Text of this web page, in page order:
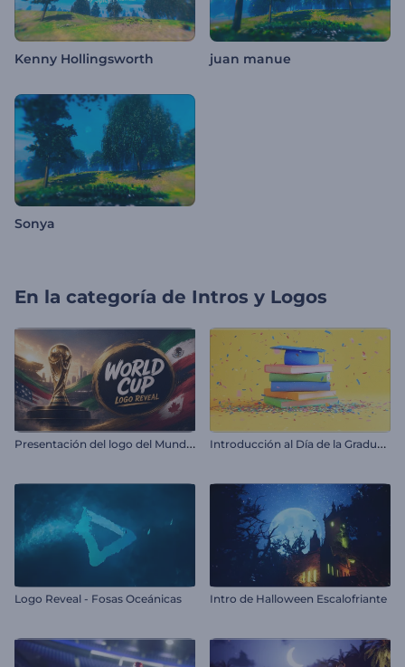
Kenny Hollingsworth juan manue
Sonya
En la categoría de Intros y Logos
P
resentación del logo del Mundial I
ntroducción al Día de la Graduación
Logo Reveal - Fosas Oceánicas Intro de Halloween Escalofriante